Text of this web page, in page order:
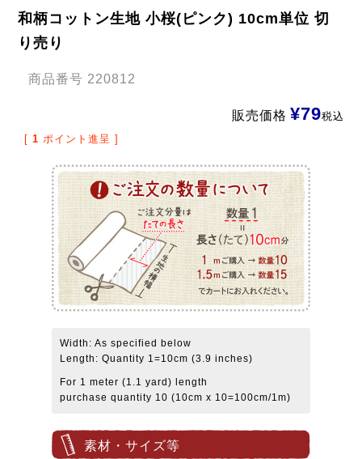
和柄コットン生地 小桜(ピンク) 10cm単位 切
り売り
商品番号 220812
販売価格 ¥79税込
[ 1 ポイント進呈 ]
Width: As specified below
Length: Quantity 1=10cm (3.9 inches)
For 1 meter (1.1 yard) length
purchase quantity 10 (10cm x 10=100cm/1m)
素材・サイズ等